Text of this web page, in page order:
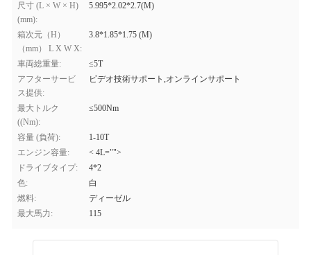
尺寸 (L × W × H)
(mm):
5.995*2.02*2.7(M)
箱次元（H）
（mm） L X W X:
3.8*1.85*1.75 (M)
車両総重量:
≤5T
アフターサービ
ス提供:
ビデオ技術サポート,オンラインサポート
最大トルク
((Nm):
≤500Nm
容量 (負荷):
1-10T
エンジン容量:
< 4L="">
ドライブタイプ:
4*2
色:
白
燃料:
ディーゼル
最大馬力:
115